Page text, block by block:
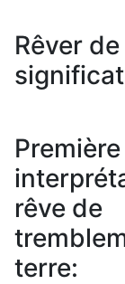
Rêver
Première
rêve de
terre: